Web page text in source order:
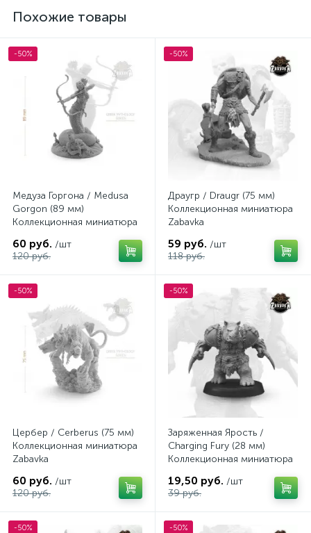
Похожие товары
-50%
Медуза Горгона / Medusa
Gorgon (89 мм)
Коллекционная миниатюра
60 руб. /шт
120 руб.
-50%
Драугр / Draugr (75 мм)
Коллекционная миниатюра
Zabavka
59 руб. /шт
118 руб.
-50%
Цербер / Cerberus (75 мм)
Коллекционная миниатюра
Zabavka
60 руб. /шт
120 руб.
-50%
Заряженная Ярость /
Charging Fury (28 мм)
Коллекционная миниатюра
19,50 руб. /шт
39 руб.
-50% -50%